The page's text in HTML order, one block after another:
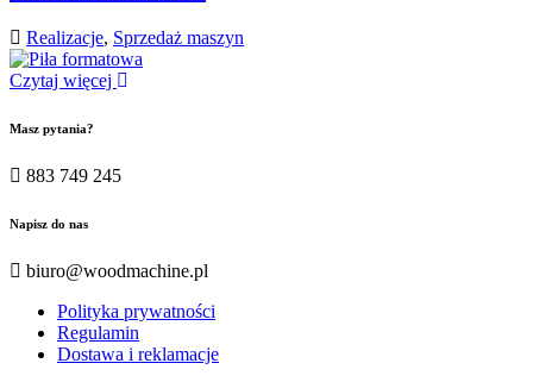
Realizacje, Sprzedaż maszyn
Czytaj więcej
Masz pytania?
883 749 245
Napisz do nas
biuro@woodmachine.pl
Polityka prywatności
Regulamin
Dostawa i reklamacje